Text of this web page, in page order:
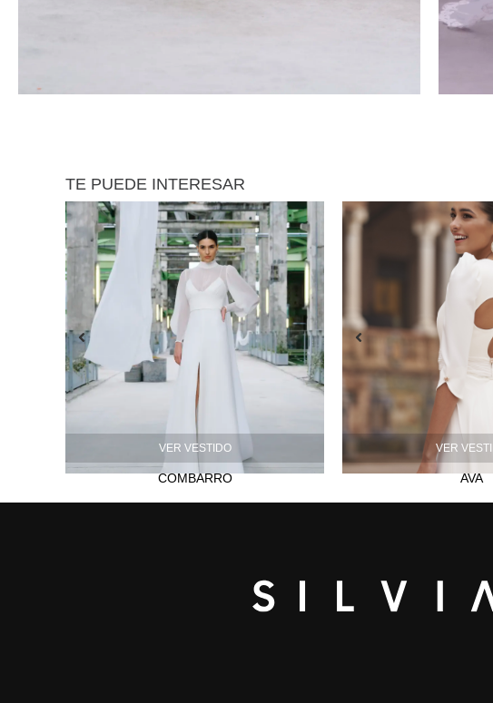
TE PUEDE INTERESAR
VER VESTIDO
COMBARRO
VER
AVA